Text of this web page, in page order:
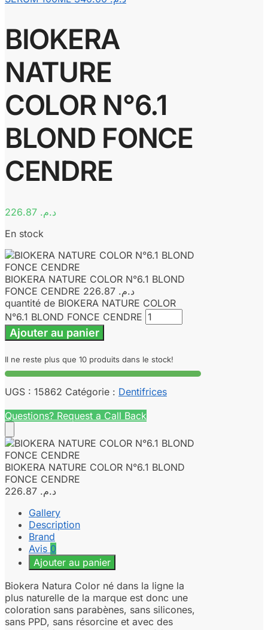
BIOKERA
NATURE
COLOR N°6.1
BLOND FONCE
CENDRE
د.م.
En stock
BIOKERA NATURE COLOR N°6.1 BLOND
FONCE CENDRE
د.م.
quantité de BIOKERA NATURE COLOR
N°6.1 BLOND FONCE CENDRE
Ajouter au panier
Il ne reste plus que 10 produits dans le stock!
UGS : 15862 Catégorie : Dentifrices
Questions? Request a Call Back
BIOKERA NATURE COLOR N°6.1 BLOND
FONCE CENDRE
د.م.
Gallery
Description
Brand
Avis 0
Ajouter au panier
Biokera Natura Color né dans la ligne la
plus naturelle de la marque est donc une
coloration sans parabènes, sans silicones,
sans PPD, sans résorcine et avec des